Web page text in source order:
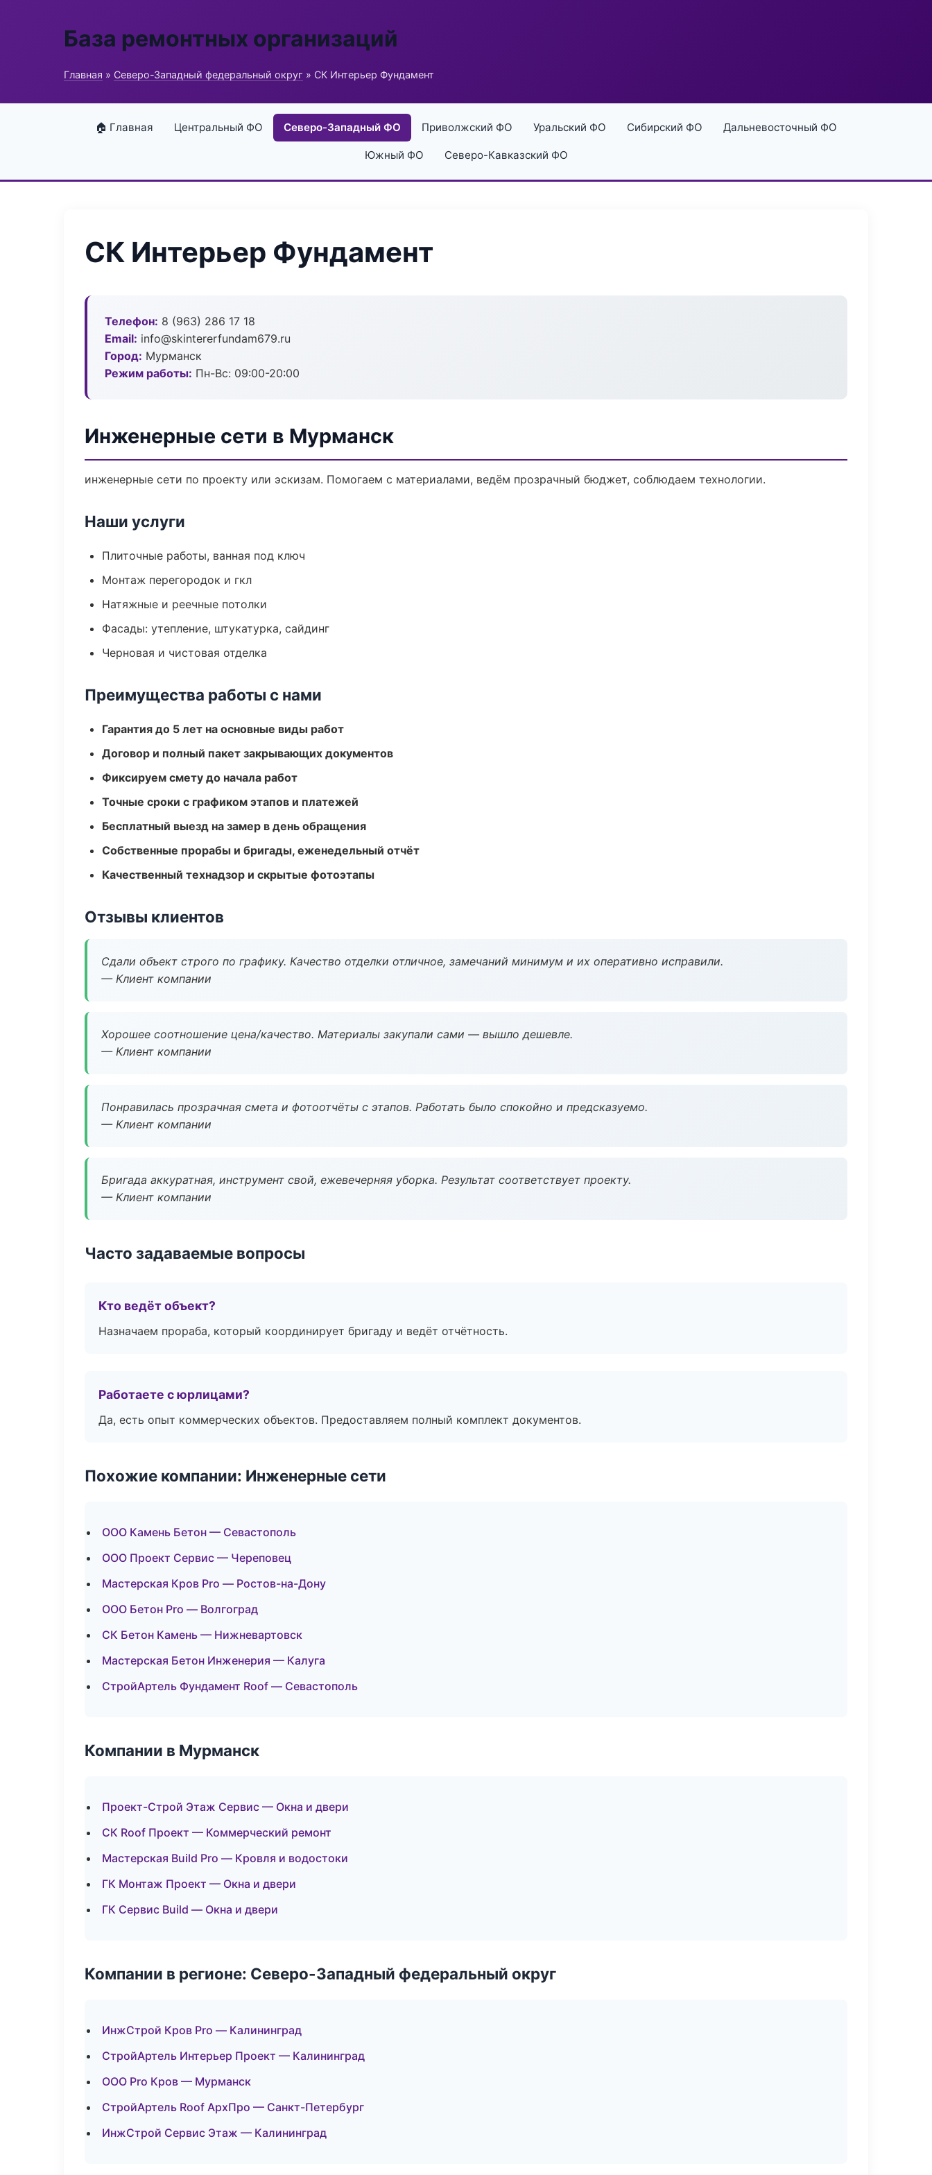
База ремонтных организаций
Главная » Северо-Западный федеральный округ » СК Интерьер Фундамент
🏠 Главная Центральный ФО Северо-Западный ФО Приволжский ФО Уральский ФО Сибирский ФО Дальневосточный ФО
Южный ФО Северо-Кавказский ФО
СК Интерьер Фундамент
Телефон: 8 (963) 286 17 18
Email: info@skintererfundam679.ru
Город: Мурманск
Режим работы: Пн-Вс: 09:00-20:00
Инженерные сети в Мурманск
инженерные сети по проекту или эскизам. Помогаем с материалами, ведём прозрачный бюджет, соблюдаем технологии.
Наши услуги
Плиточные работы, ванная под ключ
Монтаж перегородок и гкл
Натяжные и реечные потолки
Фасады: утепление, штукатурка, сайдинг
Черновая и чистовая отделка
Преимущества работы с нами
Гарантия до 5 лет на основные виды работ
Договор и полный пакет закрывающих документов
Фиксируем смету до начала работ
Точные сроки с графиком этапов и платежей
Бесплатный выезд на замер в день обращения
Собственные прорабы и бригады, еженедельный отчёт
Качественный технадзор и скрытые фотоэтапы
Отзывы клиентов
Сдали объект строго по графику. Качество отделки отличное, замечаний минимум и их оперативно исправили.
— Клиент компании
Хорошее соотношение цена/качество. Материалы закупали сами — вышло дешевле.
— Клиент компании
Понравилась прозрачная смета и фотоотчёты с этапов. Работать было спокойно и предсказуемо.
— Клиент компании
Бригада аккуратная, инструмент свой, ежевечерняя уборка. Результат соответствует проекту.
— Клиент компании
Часто задаваемые вопросы
Кто ведёт объект?
Назначаем прораба, который координирует бригаду и ведёт отчётность.
Работаете с юрлицами?
Да, есть опыт коммерческих объектов. Предоставляем полный комплект документов.
Похожие компании: Инженерные сети
ООО Камень Бетон — Севастополь
ООО Проект Сервис — Череповец
Мастерская Кров Pro — Ростов-на-Дону
ООО Бетон Pro — Волгоград
СК Бетон Камень — Нижневартовск
Мастерская Бетон Инженерия — Калуга
СтройАртель Фундамент Roof — Севастополь
Компании в Мурманск
Проект-Строй Этаж Сервис — Окна и двери
СК Roof Проект — Коммерческий ремонт
Мастерская Build Pro — Кровля и водостоки
ГК Монтаж Проект — Окна и двери
ГК Сервис Build — Окна и двери
Компании в регионе: Северо-Западный федеральный округ
ИнжСтрой Кров Pro — Калининград
СтройАртель Интерьер Проект — Калининград
ООО Pro Кров — Мурманск
СтройАртель Roof АрхПро — Санкт-Петербург
ИнжСтрой Сервис Этаж — Калининград